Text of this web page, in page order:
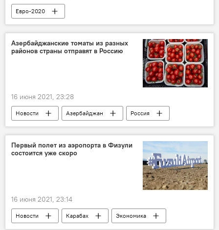
Евро-2020
Азербайджанские томаты из разных
районов страны отправят в Россию
16 июня 2021, 23:28
Новости Азербайджан
Россия
Экономика
томаты
Россия
Разрешение
Все о помидорах
Первый полет из аэропорта в Физули
состоится уже скоро
16 июня 2021, 23:14
Новости Карабах
Экономика